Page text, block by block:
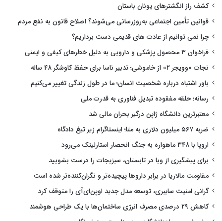
کشف راز انگشترهای یونان باستان
قوانین تأمین اجتماعی به‌روزرسانی می‌شوند؟ اصلاح قانون به نفع مردم
چرا نمی توانیم از عادت های قدیمی دست برداریم؟
فراخوان ۳ محصول پزشکی و دارویی به دلیل خطرهای کیفی و ایمنی
نجات «وویجر ۲» از خاموشی؛ تدبیر ناسا برای حفظ کاوشگر ۴۸ ساله
باور اشتباه درباره شخصیت انسان؛ ما در طول زندگی تغییر می‌کنیم
رسانه؛ حلقه مفقوده تبدیل فناوری به قدرت ملی
معتبرترین دانشگاه ژاپن درگیر بحران مالی شد
ضربه ۵۶۷ میلیون دلاری به متا؛ اینستاگرام زیر تیغ دادگاه
اروپا با ۳۴۸ ماهواره به جنگ انحصار استارلینک می‌رود
برای پیشگیری از وبا در تابستان، سبزیجات را درست بشویید
مقاومت مالاریا در برابر داروها پیچیده‌تر و نگران‌کننده‌تر شده است
گرانی امنیت سایبری، توسعه مدل جدید اوپن‌ای‌آی را متوقف کرد
کاهش ۲۹ درصدی مصرف انرژی ساختمان‌ها با یک طراحی هوشمند